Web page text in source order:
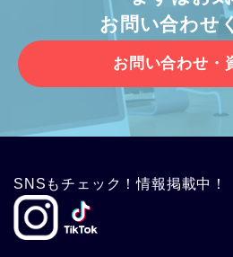
お問い合わせ
お問い合わせ・
SNSもチェック！情報掲載中！